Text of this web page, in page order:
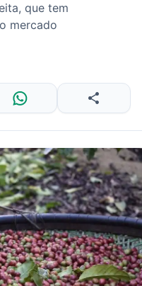
que tem
mercado